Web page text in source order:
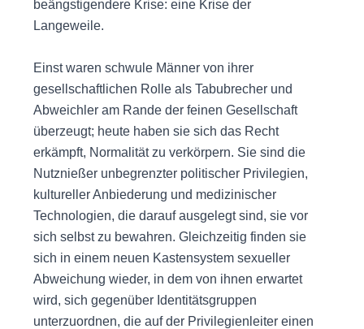
beängstigendere Krise: eine Krise der
Langeweile.
Einst waren schwule Männer von ihrer
gesellschaftlichen Rolle als Tabubrecher und
Abweichler am Rande der feinen Gesellschaft
überzeugt; heute haben sie sich das Recht
erkämpft, Normalität zu verkörpern. Sie sind die
Nutznießer unbegrenzter politischer Privilegien,
kultureller Anbiederung und medizinischer
Technologien, die darauf ausgelegt sind, sie vor
sich selbst zu bewahren. Gleichzeitig finden sie
sich in einem neuen Kastensystem sexueller
Abweichung wieder, in dem von ihnen erwartet
wird, sich gegenüber Identitätsgruppen
unterzuordnen, die auf der Privilegienleiter einen